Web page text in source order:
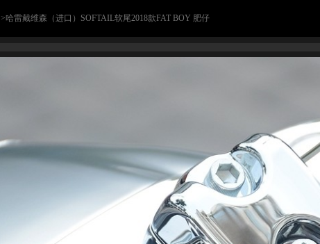
>哈雷戴维森（进口）SOFTAIL软尾2018款FAT BOY 肥仔